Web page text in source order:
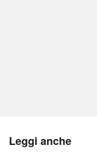
Leggi anche